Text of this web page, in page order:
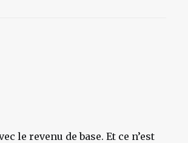
le revenu de base. Et ce n’est